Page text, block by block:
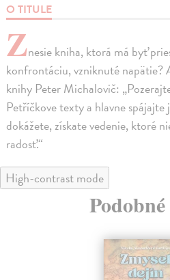
O TITULE
Znesie kniha, ktorá má byť
konfrontáciu, vzniknuté napätie?
knihy Peter Michalovič:
Petříčkove texty a hlavne
dokážete, získate vedenie, ktoré
radosť.“
High-contrast mode